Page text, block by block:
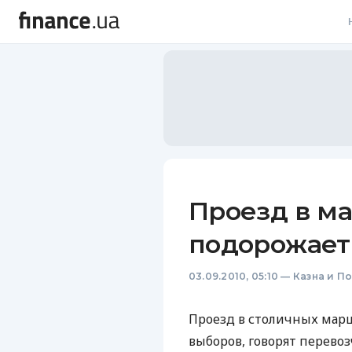
Проезд в
03.09.2010, 05:10 — Казна и
Проезд в столичных
выборов, говорят